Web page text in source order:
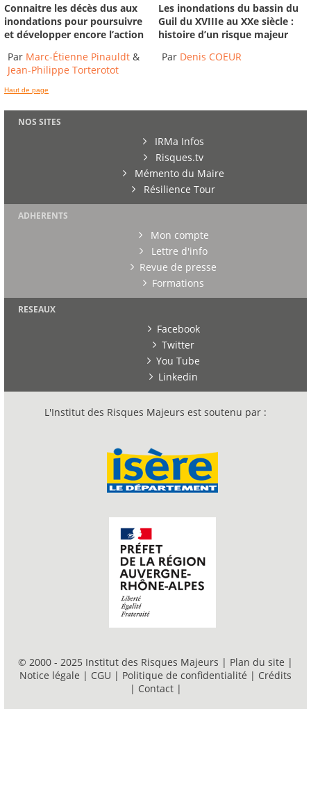
Connaitre les décès dus aux
inondations pour poursuivre
et développer encore l’action
Par Marc-Étienne Pinauldt &
Jean-Philippe Torterotot
Les inondations du bassin du
Guil du XVIIIe au XXe siècle :
histoire d’un risque majeur
Par Denis COEUR
Haut de page
NOS SITES
IRMa Infos
Risques.tv
Mémento du Maire
Résilience Tour
ADHERENTS
Mon compte
Lettre d'info
Revue de presse
Formations
RESEAUX
Facebook
Twitter
You Tube
Linkedin
L'Institut des Risques Majeurs est soutenu par :
© 2000 - 2025 Institut des Risques Majeurs | Plan du site |
Notice légale | CGU | Politique de confidentialité | Crédits
| Contact |